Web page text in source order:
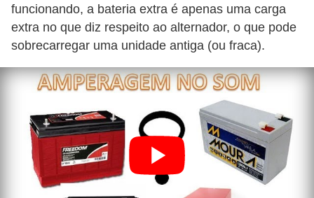
funcionando, a bateria extra é apenas uma carga
extra no que diz respeito ao alternador, o que pode
sobrecarregar uma unidade antiga (ou fraca).